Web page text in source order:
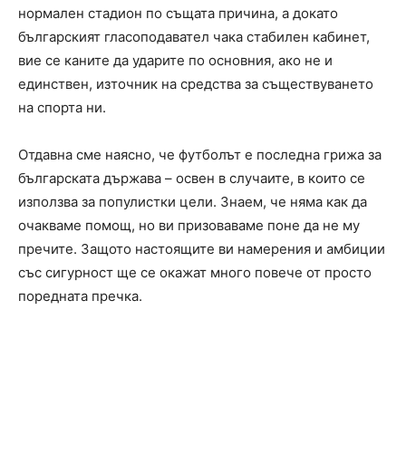
нормален стадион по същата причина, а докато
българският гласоподавател чака стабилен кабинет,
вие се каните да ударите по основния, ако не и
единствен, източник на средства за съществуването
на спорта ни.
Отдавна сме наясно, че футболът е последна грижа за
българската държава – освен в случаите, в които се
използва за популистки цели. Знаем, че няма как да
очакваме помощ, но ви призоваваме поне да не му
пречите. Защото настоящите ви намерения и амбиции
със сигурност ще се окажат много повече от просто
поредната пречка.